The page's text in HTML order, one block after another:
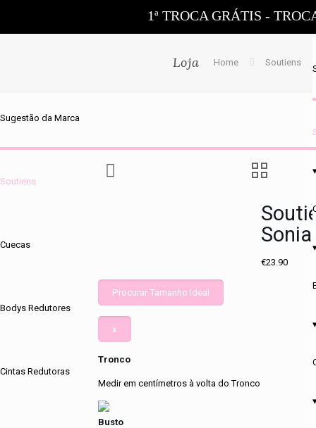
1ª TROCA GRÁTIS -
Sugestão da Marca
Soutiens
Cuecas
Bodys Redutores
Cintas Redutoras
Loja Home Soutiens
Sonia
€23.90
Procurar Tamanho Ideal
x
Tronco
Medir em centímetros à volta do Tronco
Busto